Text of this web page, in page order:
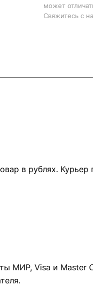
может
Свяжитесь с
в рублях. Курьер
МИР, Visa и Master